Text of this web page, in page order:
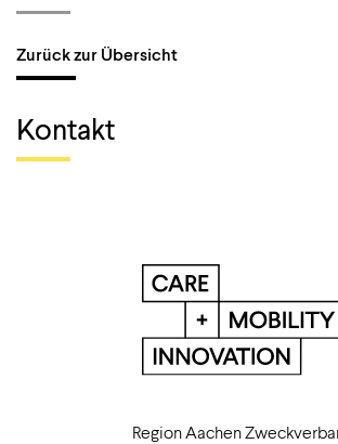
Kontakt
Zurück zur Übersicht
Region Aachen